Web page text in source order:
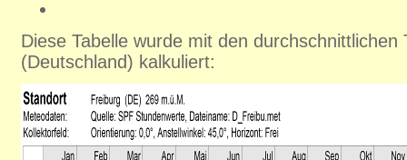
Diese Tabelle wurde mit den
(Deutschland) kalkuliert: